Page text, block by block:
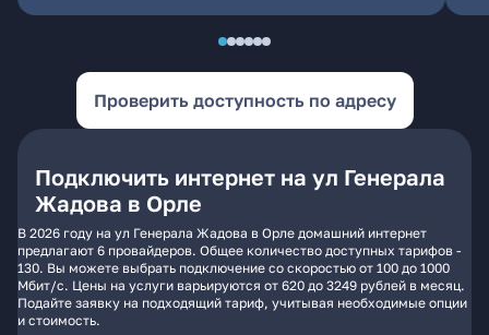
Проверить доступность по адресу
Подключить интернет на ул Генерала
Жадова в Орле
В 2026 году на ул Генерала Жадова в Орле домашний интернет
предлагают 6 провайдеров. Общее количество доступных тарифов -
130. Вы можете выбрать подключение со скоростью от 100 до 1000
Мбит/с. Цены на услуги варьируются от 620 до 3249 рублей в месяц.
Подайте заявку на подходящий тариф, учитывая необходимые опции
и стоимость.